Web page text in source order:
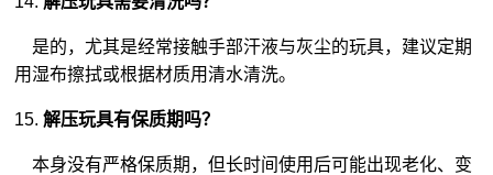
是的，尤其是经常接触手部汗液与灰尘的玩具，建议定期
用湿布擦拭或根据材质用清水清洗。
15.解压玩具有保质期吗？
本身没有严格保质期，但长时间使用后可能出现老化、变